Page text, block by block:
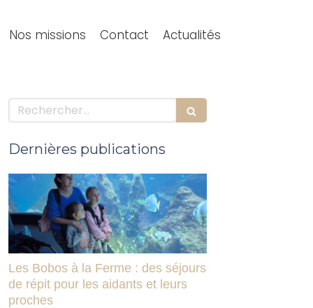
Nos missions Contact Actualités
Rechercher
Dernières publications
Les Bobos à la Ferme : des séjours
de répit pour les aidants et leurs
proches